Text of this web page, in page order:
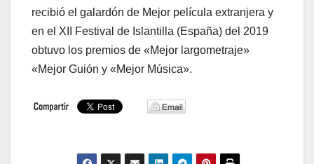
recibió el galardón de Mejor película extranjera y
en el XII Festival de Islantilla (España) del 2019
obtuvo los premios de «Mejor largometraje»
«Mejor Guión y «Mejor Música».